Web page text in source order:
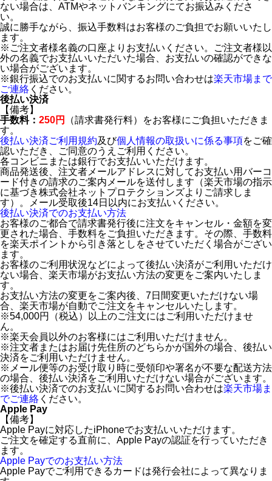
ない場合は、ATMやネットバンキングにてお振込みくださ
い。
誠に勝手ながら、振込手数料はお客様のご負担でお願いいたし
ます。
※ご注文者様名義の口座よりお支払いください。ご注文者様以
外の名義でお支払いいただいた場合、お支払いの確認ができな
い場合がございます。
※銀行振込でのお支払いに関するお問い合わせは楽天市場まで
ご連絡 ください。
後払い決済
【備考】
手数料： 250円
（請求書発行料）をお客様にご負担いただきま
す。
後払い決済ご利用規約及び個人情報の取扱いに係る事項をご確
認いただき、ご同意のうえご利用ください。
各コンビニまたは銀行でお支払いいただけます。
商品発送後、注文者メールアドレスに対してお支払い用バーコ
ード付きの請求のご案内メールを送付します（楽天市場の指示
に基づき株式会社ネットプロテクションズよりご請求しま
す）。メール受取後14日以内にお支払いください。
後払い決済でのお支払い方法
お客様のご都合で請求書発行後に注文をキャンセル・金額を変
更された場合、手数料をご負担いただきます。その際、手数料
を楽天ポイントから引き落としをさせていただく場合がござい
ます。
お客様のご利用状況などによって後払い決済がご利用いただけ
ない場合、楽天市場がお支払い方法の変更をご案内いたしま
す。
お支払い方法の変更をご案内後、7日間変更いただけない場
合、楽天市場が自動でご注文をキャンセルいたします。
※54,000円（税込）以上のご注文にはご利用いただけませ
ん。
※楽天会員以外のお客様にはご利用いただけません。
※注文者またはお届け先住所のどちらかが国外の場合、後払い
決済をご利用いただけません。
※メール便等のお受け取り時に受領印や署名が不要な配送方法
の場合、後払い決済をご利用いただけない場合がございます。
※後払い決済でのお支払いに関するお問い合わせは楽天市場ま
でご連絡 ください。
Apple Pay
【備考】
Apple Payに対応したiPhoneでお支払いいただけます。
ご注文を確定する直前に、Apple Payの認証を行っていただき
ます。
Apple Payでのお支払い方法
Apple Payでご利用できるカードは発行会社によって異なりま